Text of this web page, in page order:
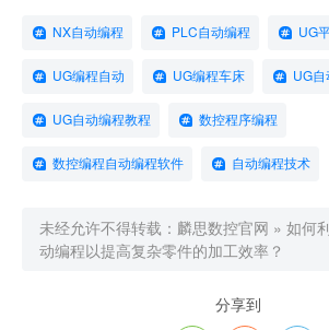
NX自动编程 PLC自动编程 UG
UG编程自动 UG编程车床 UG自
UG自动编程教程 数控程序编程
数控编程自动编程软件 自动编程技术
未经允许不得转载： 麟思数控官网 » 如何
动编程以提高复杂零件的加工效率？
分享到